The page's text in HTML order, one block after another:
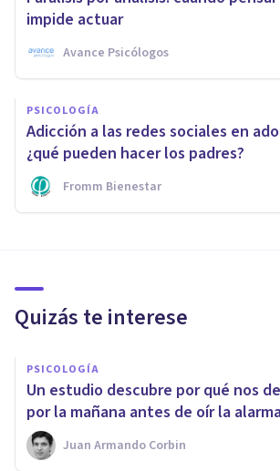
impide actuar
Avance Psicólogos
PSICOLOGÍA
Adicción a las redes sociales en
¿qué pueden hacer los padres?
Fromm Bienestar
Quizás te interese
PSICOLOGÍA
Un estudio descubre por qué nos
por la mañana antes de oír la
Juan Armando Corbin